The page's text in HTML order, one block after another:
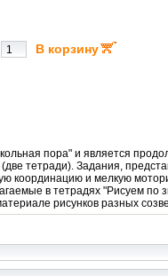
В корзину
пора" и является
тетради). Задания,
координацию и мелкую
в тетрадях "Рисуем по
рисунков разных